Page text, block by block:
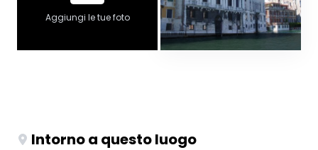
Aggiungi le tue foto
Intorno a questo luogo